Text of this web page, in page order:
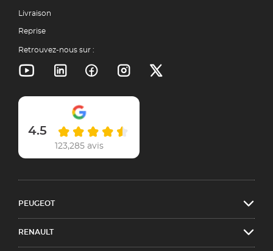
Livraison
Reprise
Retrouvez-nous sur :
4.5
123,285 avis
PEUGEOT
RENAULT